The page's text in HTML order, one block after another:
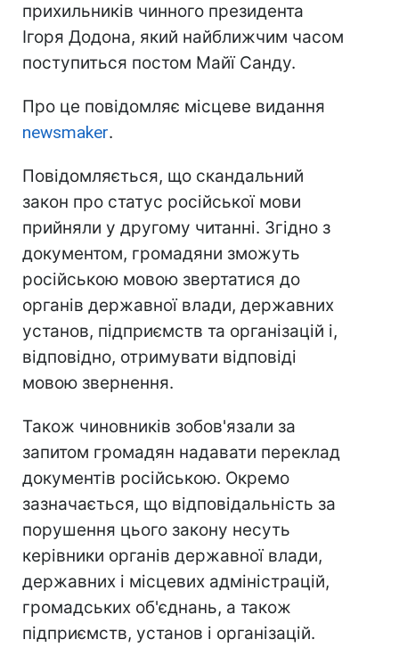
прихильників чинного президента
Ігоря Додона, який найближчим часом
поступиться постом Майї Санду.
Про це повідомляє місцеве видання
newsmaker.
Повідомляється, що скандальний
закон про статус російської мови
прийняли у другому читанні. Згідно з
документом, громадяни зможуть
російською мовою звертатися до
органів державної влади, державних
установ, підприємств та організацій і,
відповідно, отримувати відповіді
мовою звернення.
Також чиновників зобов'язали за
запитом громадян надавати переклад
документів російською. Окремо
зазначається, що відповідальність за
порушення цього закону несуть
керівники органів державної влади,
державних і місцевих адміністрацій,
громадських об'єднань, а також
підприємств, установ і організацій.